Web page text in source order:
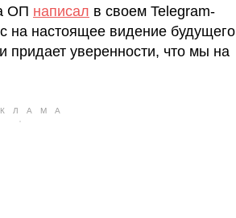
ОП написал в своем Telegram-
на настоящее видение будущего
придает уверенности, что мы на